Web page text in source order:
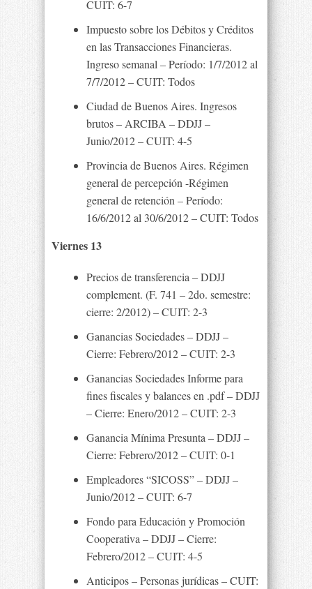
CUIT: 6-7
Impuesto sobre los Débitos y Créditos
en las Transacciones Financieras.
Ingreso semanal – Período: 1/7/2012 al
7/7/2012 – CUIT: Todos
Ciudad de Buenos Aires. Ingresos
brutos – ARCIBA – DDJJ –
Junio/2012 – CUIT: 4-5
Provincia de Buenos Aires. Régimen
general de percepción -Régimen
general de retención – Período:
16/6/2012 al 30/6/2012 – CUIT: Todos
Viernes 13
Precios de transferencia – DDJJ
complement. (F. 741 – 2do. semestre:
cierre: 2/2012) – CUIT: 2-3
Ganancias Sociedades – DDJJ –
Cierre: Febrero/2012 – CUIT: 2-3
Ganancias Sociedades Informe para
fines fiscales y balances en .pdf – DDJJ
– Cierre: Enero/2012 – CUIT: 2-3
Ganancia Mínima Presunta – DDJJ –
Cierre: Febrero/2012 – CUIT: 0-1
Empleadores “SICOSS” – DDJJ –
Junio/2012 – CUIT: 6-7
Fondo para Educación y Promoción
Cooperativa – DDJJ – Cierre:
Febrero/2012 – CUIT: 4-5
Anticipos – Personas jurídicas – CUIT: